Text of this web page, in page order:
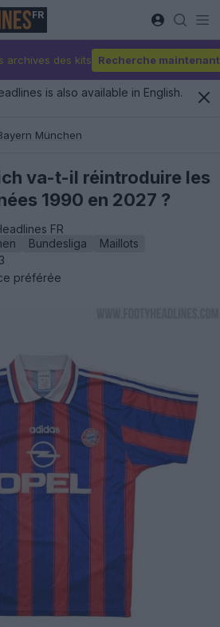
FR
archives des kits Recherche maintenant
is also available in English.
München
va-t-il réintroduire les
1990 en 2027 ?
FR
Bundesliga
Maillots
préférée